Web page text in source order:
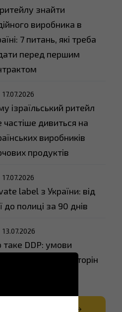
знайти
виробника в
7 питань, які треба
перед першим
17.07.2026
ізраїльський ритейл
частіше дивиться на
виробників
продуктів
17.07.2026
label з України: від
до полиці за 90 днів
13.07.2026
DDP: умови
обов’язки сторін